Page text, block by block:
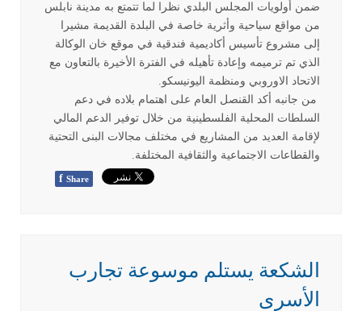
ضمن أولويات المجلس البلدي نظرا لما تتمتع به مدينة نابلس
من مواقع سياحية وأثرية خاصة في البلدة القديمة مشيرا
إلى مشروع تأسيس أكاديمية فندقية في موقع خان الوكالة
الذي تم ترميمه وإعادة تأهيله في الفترة الأخيرة بالتعاون مع
الاتحاد الاوروبي ومنظمة اليونيسكو.
من جانبه أكد القنصل العام على اهتمام بلاده في دعم
السلطات المحلية الفلسطينية من خلال توفير الدعم المالي
لإقامة العديد من المشاريع في مختلف مجالات البنى التحتية
والقطاعات الاجتماعية والثقافية المختلفة.
f Share
الشكعة يستلم موسوعة تجارب
الأسرى